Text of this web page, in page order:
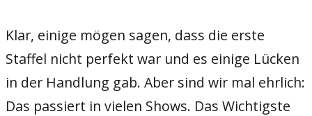
Klar, einige mögen sagen, dass die erste
Staffel nicht perfekt war und es einige Lücken
in der Handlung gab. Aber sind wir mal ehrlich:
Das passiert in vielen Shows. Das Wichtigste